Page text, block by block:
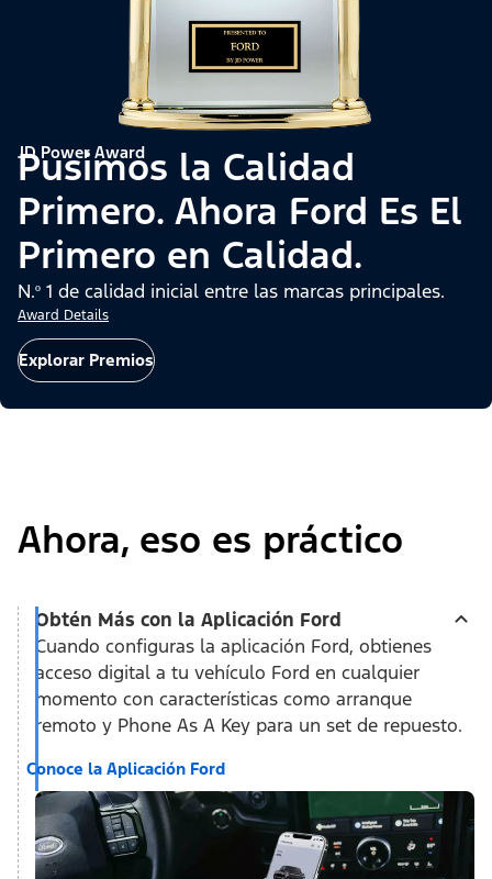
JD Power Award
Pusimos la Calidad
Primero. Ahora Ford Es El
Primero en Calidad.
N.º 1 de calidad inicial entre las marcas principales.
Award Details
Explorar Premios
Ahora, eso es práctico
Obtén Más con la Aplicación Ford
Cuando configuras la aplicación Ford, obtienes
acceso digital a tu vehículo Ford en cualquier
momento con características como arranque
remoto y Phone As A Key para un set de repuesto.
Conoce la Aplicación Ford